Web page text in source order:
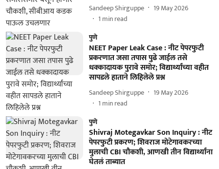
Sandeep Shirguppe
19 May 2026
1 min read
पुणे
NEET Paper Leak Case : नीट पेपरफुटी
प्रकरणात जसा तपास पुढे जाईल तसे
धक्कादायक पुरावे समोर; विद्यार्थ्यांच्या वहीत
सापडले हाताने लिहिलेले प्रश्न
Sandeep Shirguppe
19 May 2026
1 min read
पुणे
Shivraj Motegavkar Son Inquiry : नीट
पेपरफुटी प्रकरण; शिवराज मोटेगावकरच्या
मुलाची CBI चौकशी, आणखी तीन विद्यार्थ्यांना
घेतलं ताब्यात